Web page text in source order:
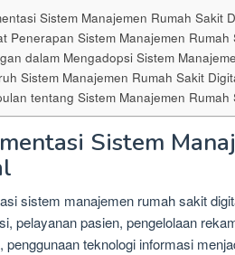
Sistem Manajemen Rumah Sakit
Penerapan Sistem Manajemen Rumah
dalam Mengadopsi Sistem
Sistem Manajemen Rumah Sakit
tentang Sistem Manajemen Rumah
Sistem
sistem manajemen rumah sakit
pelayanan pasien, pengelolaan
penggunaan teknologi informasi